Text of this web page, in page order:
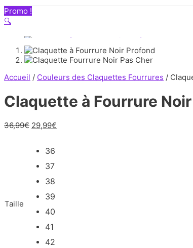
Promo !
🔍
Accueil / Couleurs des Claquettes Fourrures /
Claquette à Fourrure
36,99€ 29,99€
Taille
36
37
38
39
40
41
42